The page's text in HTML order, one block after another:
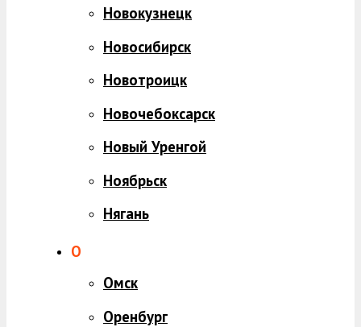
Новокузнецк
Новосибирск
Новотроицк
Новочебоксарск
Новый Уренгой
Ноябрьск
Нягань
О
Омск
Оренбург